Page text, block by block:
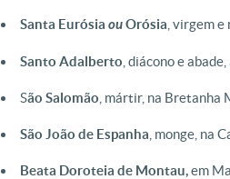
Santa Eurósia ouOrósia , virgem
Santo Adalberto , diácono e
São Salomão , mártir, na Bretanha
São João de Espanha , monge, na
Beata Doroteia de Montau,em